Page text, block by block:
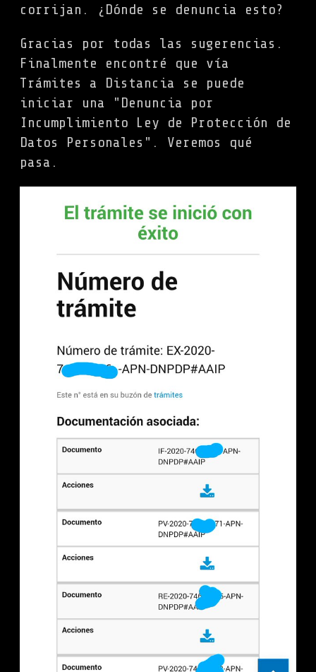
corrijan. ¿Dónde se denuncia esto?
Gracias por todas las sugerencias.
Finalmente encontré que vía
Trámites a Distancia se puede
iniciar una "Denuncia por
Incumplimiento Ley de Protección de
Datos Personales". Veremos qué
pasa.